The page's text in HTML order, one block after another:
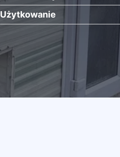
Użytkowanie